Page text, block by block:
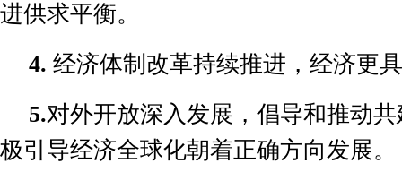
进供求平衡。
4. 经济体制改革持续推进，经济更
5.对外开放深入发展，倡导和推动共
极引导经济全球化朝着正确方向发展。